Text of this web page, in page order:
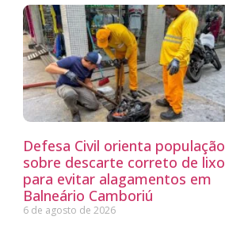
Defesa Civil orienta população
sobre descarte correto de lixo
para evitar alagamentos em
Balneário Camboriú
6 de agosto de 2026